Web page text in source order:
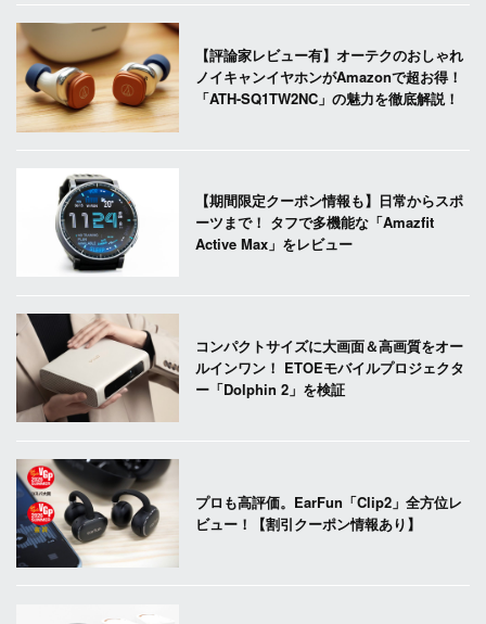
【評論家レビュー有】オーテクのおしゃれ
ノイキャンイヤホンがAmazonで超お得！
「ATH-SQ1TW2NC」の魅力を徹底解説！
【期間限定クーポン情報も】日常からスポ
ーツまで！ タフで多機能な「Amazfit
Active Max」をレビュー
コンパクトサイズに大画面＆高画質をオー
ルインワン！ ETOEモバイルプロジェクタ
ー「Dolphin 2」を検証
プロも高評価。EarFun「Clip2」全方位レ
ビュー！【割引クーポン情報あり】